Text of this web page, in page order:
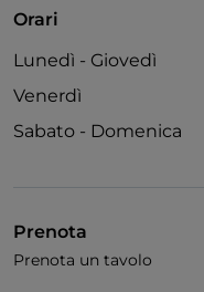
Orari
Lunedì - Giovedì
Venerdì
Sabato - Domenica
Prenota
Prenota un tavolo